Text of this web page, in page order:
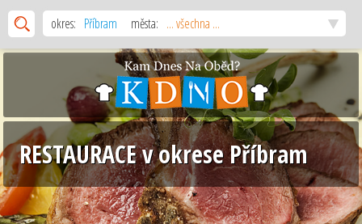
okres: Příbram města: ... všechna ...
RESTAURACE v okrese Příbram